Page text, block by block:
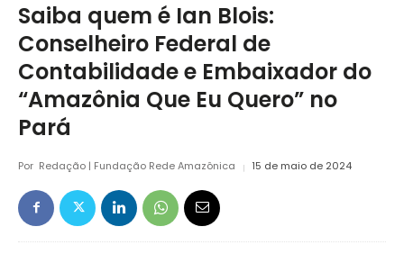
Amazônia
Saiba quem é Ian Blois:
Conselheiro Federal de
Contabilidade e Embaixador do
“Amazônia Que Eu Quero” no
Pará
Por Redação | Fundação Rede Amazônica 15 de maio de 2024